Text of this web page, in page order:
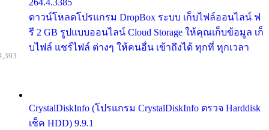
264.4.3385
ดาวน์โหลดโปรแกรม DropBox ระบบ เก็บไฟล์ออนไลน์ ฟ
รี 2 GB รูปแบบออนไลน์ Cloud Storage ให้คุณเก็บข้อมูล เก็
บไฟล์ แชร์ไฟล์ ต่างๆ ให้คนอื่น เข้าถึงได้ ทุกที่ ทุกเวลา
CrystalDiskInfo (โปรแกรม CrystalDiskInfo ตรวจ Harddisk
เช็ค HDD) 9.9.1